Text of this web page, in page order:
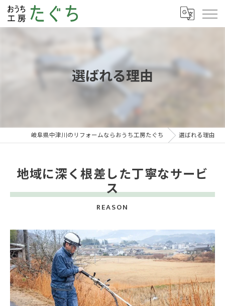
選ばれる理由
岐阜県中津川のリフォームならおうち工房たぐち 選ばれる理由
地域に深く根差した丁寧なサービ
ス
REASON